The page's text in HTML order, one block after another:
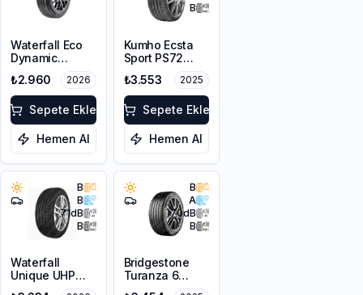
Waterfall Eco
Dynamic
215/45R17 91V
XL
₺2.960 2026
Sepete Ekle
Hemen Al
B
Kumho Ecsta
Sport PS72
225/45ZR17
91Y EV
₺3.553 2025
Sepete Ekle
Hemen Al
B
B
71dB
B
Waterfall
Unique UHP
215/55R17 94W
B
A
70dB
B
Bridgestone
Turanza 6
225/55R17 101W